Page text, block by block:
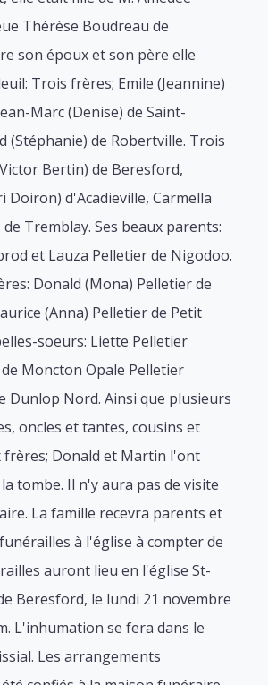
Thérèse Boudreau de
son époux et son père elle
Trois frères; Emile (Jeannine)
Marc (Denise) de Saint-
(Stéphanie) de Robertville. Trois
Bertin) de Beresford,
Doiron) d'Acadieville, Carmella
Tremblay. Ses beaux parents:
et Lauza Pelletier de Nigodoo.
Donald (Mona) Pelletier de
(Anna) Pelletier de Petit
soeurs: Liette Pelletier
Moncton Opale Pelletier
Dunlop Nord. Ainsi que plusieurs
oncles et tantes, cousins et
frères; Donald et Martin l'ont
tombe. Il n'y aura pas de visite
La famille recevra parents et
à l'église à compter de
auront lieu en l'église St-
Beresford, le lundi 21 novembre
L'inhumation se fera dans le
Les arrangements